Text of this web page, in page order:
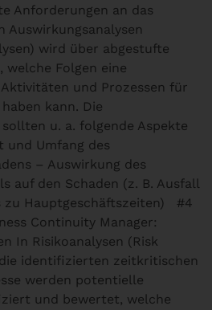
Anforderungen an das
Auswirkungsanalysen
wird über abgestufte
Folgen eine
und Prozessen für
kann. Die
u. a. folgende Aspekte
und Umfang des
– Auswirkung des
auf den Schaden (z. B. Ausfall
zu Hauptgeschäftszeiten) #4
Continuity Manager:
In Risikoanalysen (Risk
identifizierten zeitkritischen
werden potentielle
und bewertet, welche